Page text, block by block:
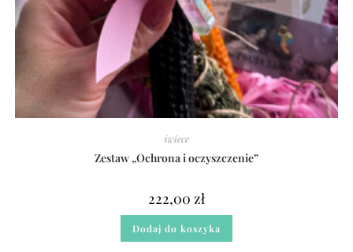
świece
Zestaw „Ochrona i oczyszczenie”
222,00 zł
Dodaj do koszyka